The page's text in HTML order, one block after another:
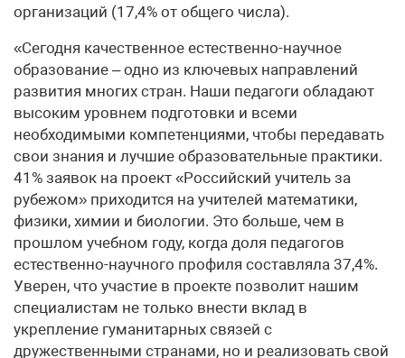
организаций (17,4% от общего числа).
«Сегодня качественное естественно-научное
образование – одно из ключевых направлений
развития многих стран. Наши педагоги обладают
высоким уровнем подготовки и всеми
необходимыми компетенциями, чтобы передавать
свои знания и лучшие образовательные практики.
41% заявок на проект «Российский учитель за
рубежом» приходится на учителей математики,
физики, химии и биологии. Это больше, чем в
прошлом учебном году, когда доля педагогов
естественно-научного профиля составляла 37,4%.
Уверен, что участие в проекте позволит нашим
специалистам не только внести вклад в
укрепление гуманитарных связей с
дружественными странами, но и реализовать свой